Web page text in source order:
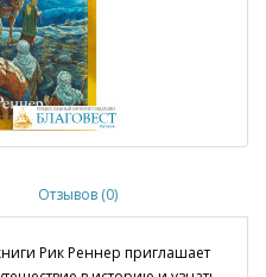
Отзывов (0)
Рик Реннер приглашает